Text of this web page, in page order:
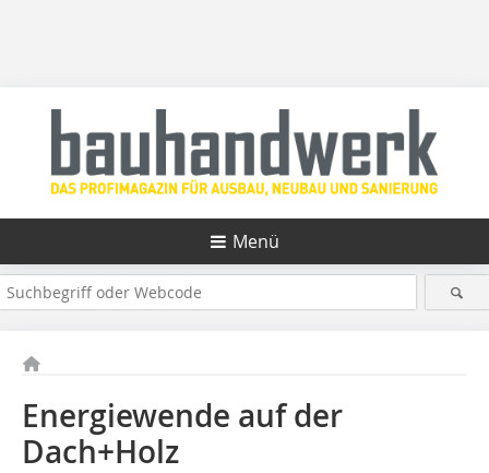
Menü
Energiewende auf der
Dach+Holz